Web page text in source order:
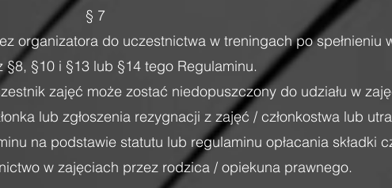
§ 7
organizatora do uczestnictwa w treningach po spełnieniu
§10 i §13 lub §14 tego Regulaminu.
zajęć może zostać niedopuszczony do udziału w
lub zgłoszenia rezygnacji z zajęć / członkostwa lub
na podstawie statutu lub regulaminu opłacania składki
w zajęciach przez rodzica / opiekuna prawnego.